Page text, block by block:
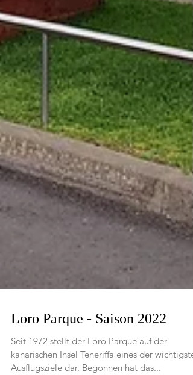
Loro Parque - Saison 2022